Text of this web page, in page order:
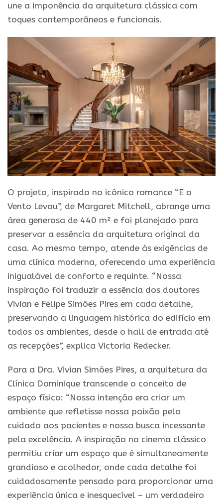
une a imponência da arquitetura clássica com
toques contemporâneos e funcionais.
O projeto, inspirado no icônico romance “E o
Vento Levou”, de Margaret Mitchell, abrange uma
área generosa de 440 m² e foi planejado para
preservar a essência da arquitetura original da
casa. Ao mesmo tempo, atende às exigências de
uma clínica moderna, oferecendo uma experiência
inigualável de conforto e requinte. “Nossa
inspiração foi traduzir a essência dos doutores
Vivian e Felipe Simões Pires em cada detalhe,
preservando a linguagem histórica do edifício em
todos os ambientes, desde o hall de entrada até
as recepções”, explica Victoria Redecker.
Para a Dra. Vivian Simões Pires, a arquitetura da
Clínica Dominique transcende o conceito de
espaço físico: “Nossa intenção era criar um
ambiente que refletisse nossa paixão pelo
cuidado aos pacientes e nossa busca incessante
pela excelência. A inspiração no cinema clássico
permitiu criar um espaço que é simultaneamente
grandioso e acolhedor, onde cada detalhe foi
cuidadosamente pensado para proporcionar uma
experiência única e inesquecível – um verdadeiro